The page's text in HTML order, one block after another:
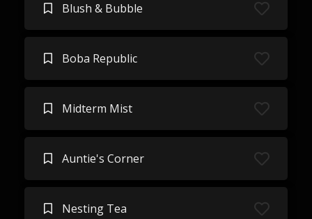
Blush & Bubble
Boba Republic
Midterm Mist
Auntie's Corner
Nesting Tea